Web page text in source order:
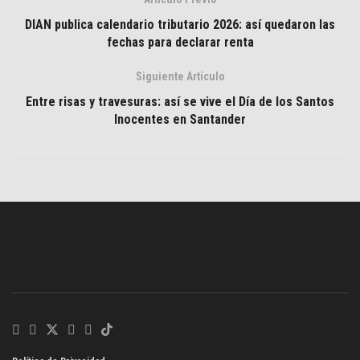
DIAN publica calendario tributario 2026: así quedaron las
fechas para declarar renta
Siguiente Artículo
Entre risas y travesuras: así se vive el Día de los Santos
Inocentes en Santander